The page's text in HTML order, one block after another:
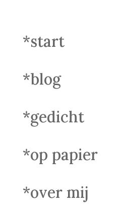
*start
*blog
*gedicht
*op papier
*over mij